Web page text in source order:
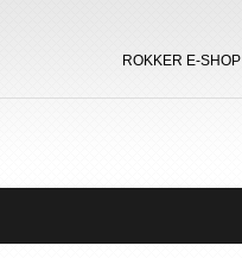
ROKKER E-SHOP